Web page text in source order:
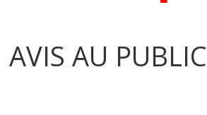
AVIS AU PUBLIC